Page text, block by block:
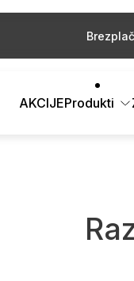
AKCIJEProdukti